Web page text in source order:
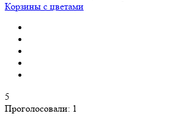
Корзины с цветами
5
Проголосовали: 1